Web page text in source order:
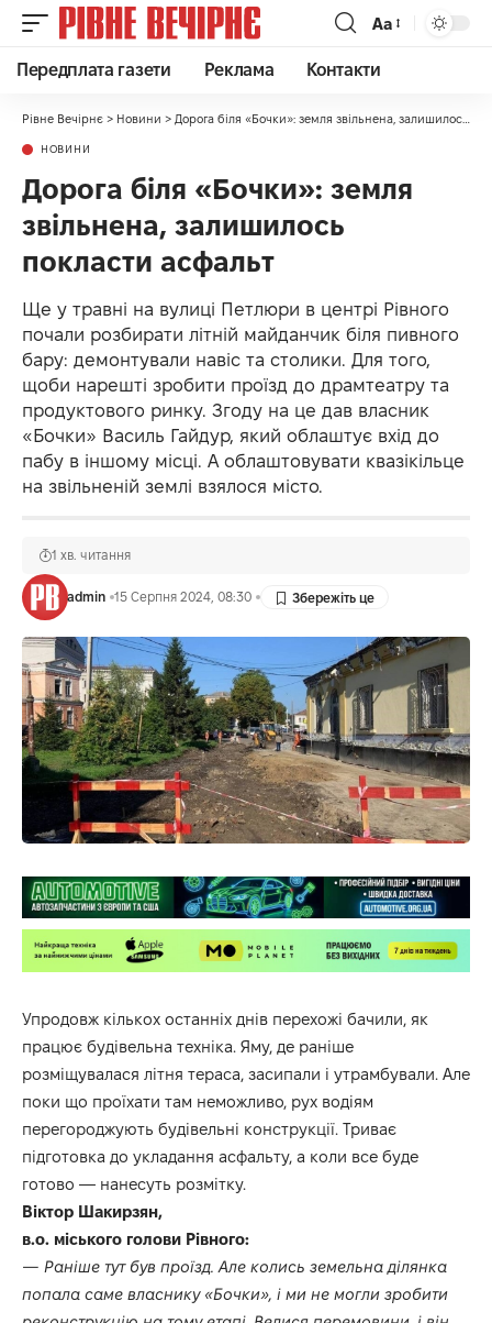
Аа
Передплата газети Реклама Контакти
Рівне Вечірнє > Новини > Дорога біля «Бочки»: земля звільнена, залишилось покласти асфальт
НОВИНИ
Дорога біля «Бочки»: земля
звільнена, залишилось
покласти асфальт
Ще у травні на вулиці Петлюри в центрі Рівного
почали розбирати літній майданчик біля пивного
бару: демонтували навіс та столики. Для того,
щоби нарешті зробити проїзд до драмтеатру та
продуктового ринку. Згоду на це дав власник
«Бочки» Василь Гайдур, який облаштує вхід до
пабу в іншому місці. А облаштовувати квазікільце
на звільненій землі взялося місто.
admin 15 Серпня 2024, 08:30
1 хв. читання
Упродовж кількох останніх днів перехожі бачили, як
працює будівельна техніка. Яму, де раніше
розміщувалася літня тераса, засипали і утрамбували. Але
поки що проїхати там неможливо, рух водіям
перегороджують будівельні конструкції. Триває
підготовка до укладання асфальту, а коли все буде
готово — нанесуть розмітку.
Віктор Шакирзян,
в.о. міського голови Рівного:
— Раніше тут був проїзд. Але колись земельна ділянка
попала саме власнику «Бочки», і ми не могли зробити